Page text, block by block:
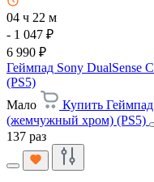
04 ч 22 м
- 1 047 ₽
6 990 ₽
Геймпад Sony DualSense
(PS5)
Мало
Купить Геймпад
(жемчужный хром) (PS5)
137 раз